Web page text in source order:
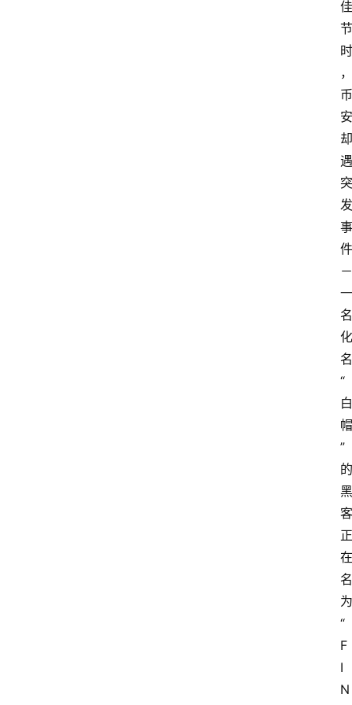
佳
节
时
，
币
安
却
遇
突
发
事
件
－
一
名
化
名
“
白
帽
”
的
黑
客
正
在
名
为
“
F
I
N